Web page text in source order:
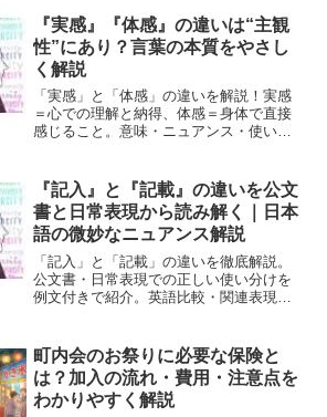
ムや体調を守りながら、無理のない帰省
スタイルを選ぶためのガイドです。
『実感』『体感』の違いは“主観
性”にあり？言葉の本質をやさし
く解説
「実感」と「体感」の違いを解説！実感
＝心での理解と納得、体感＝身体で直接
感じること。意味・ニュアンス・使い分
『記入』と『記載』の違いを公文
書と日常表現から読み解く｜日本
語の微妙なニュアンス解説
「記入」と「記載」の違いを徹底解説。
公文書・日常表現での正しい使い分けを
例文付きで紹介。英語比較・関連表現・
す。
町内会のお祭りに必要な保険と
は？加入の流れ・費用・注意点を
わかりやすく解説